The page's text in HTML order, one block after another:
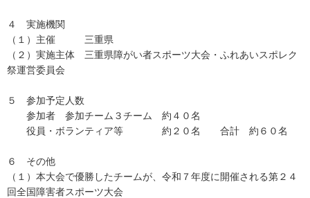
４ 実施機関
（１）主催 三重県
（２）実施主体 三重県障がい者スポーツ大会・ふれあいスポレク
祭運営委員会
５ 参加予定人数
参加者 参加チーム３チーム 約４０名
役員・ボランティア等 約２０名 合計 約６０名
６ その他
（１）本大会で優勝したチームが、令和７年度に開催される第２４
回全国障害者スポーツ大会